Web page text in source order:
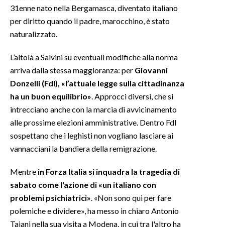
31enne nato nella Bergamasca, diventato italiano
per diritto quando il padre, marocchino, è stato
naturalizzato.
L’altolà a Salvini su eventuali modifiche alla norma
arriva dalla stessa maggioranza: per Giovanni
Donzelli (FdI), «l’attuale legge sulla cittadinanza
ha un buon equilibrio» . Approcci diversi, che si
intrecciano anche con la marcia di avvicinamento
alle prossime elezioni amministrative. Dentro FdI
sospettano che i leghisti non vogliano lasciare ai
vannacciani la bandiera della remigrazione.
Mentre in Forza Italia si inquadra la tragedia di
sabato come l'azione di «un italiano con
problemi psichiatrici» . «Non sono qui per fare
polemiche e dividere», ha messo in chiaro Antonio
Tajani nella sua visita a Modena, in cui tra l'altro ha